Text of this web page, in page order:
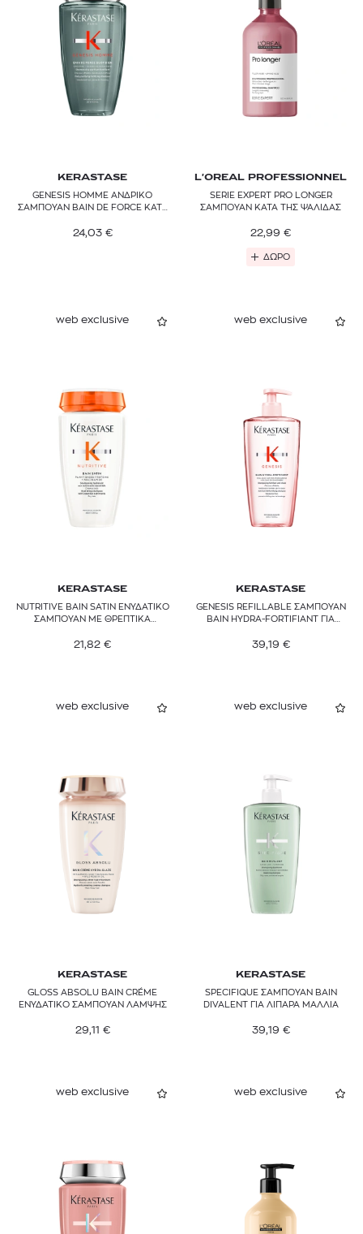
KERASTASE
GENESIS HOMME ΑΝΔΡΙΚΟ
ΣΑΜΠΟΥΑΝ ΒΑΙΝ DE FORCE ΚΑΤΑ
ΕΝΔΥΝΑΜΩΣΗ ΤΗΣ ΤΡΙΧΑΣ
24,03 €
L'OREAL PROFESSIONNEL
SERIE EXPERT PRO LONGER
ΣΑΜΠΟΥΑΝ ΚΑΤΑ ΤΗΣ ΨΑΛΙΔΑΣ
22,99 €
ΔΩΡΟ
web exclusive
KERASTASE
NUTRITIVE BAIN SATIN ΕΝΥΔΑΤΙΚΟ
ΣΑΜΠΟΥΑΝ ΜΕ ΘΡΕΠΤΙΚΑ
21,82 €
web exclusive
KERASTASE
GENESIS REFILLABLE ΣΑΜΠΟΥΑΝ
BAIN HYDRA-FORTIFIANT ΓΙΑ
39,19 €
web exclusive
KERASTASE
GLOSS ABSOLU BAIN CRÉME
ΕΝΥΔΑΤΙΚΟ ΣΑΜΠΟΥΑΝ ΛΑΜΨΗΣ
29,11 €
web exclusive
KERASTASE
SPECIFIQUE ΣΑΜΠΟΥΑΝ BAIN
DIVALENT ΓΙΑ ΛΙΠΑΡΑ ΜΑΛΛΙΑ
39,19 €
web exclusive web exclusive